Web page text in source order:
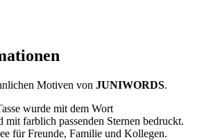
Motiven von JUNIWORDS.
wurde mit dem Wort
farblich passenden Sternen bedruckt.
für Freunde, Familie und Kollegen.